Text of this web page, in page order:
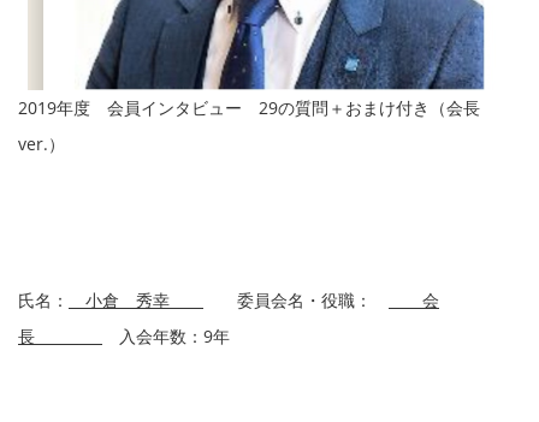
2019年度 会員インタビュー 29の質問＋おまけ付き（会長
ver.）
氏名： 小倉 秀幸 委員会名・役職：
会
長
入会年数：9年